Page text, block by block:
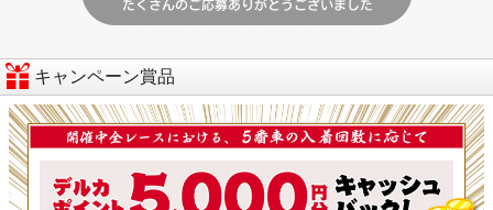
キャンペーン賞品